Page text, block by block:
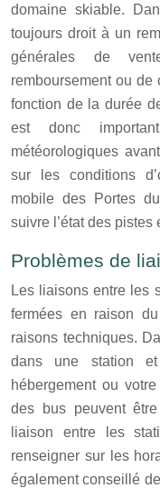
domaine skiable.
toujours droit à un
générales de
remboursement ou
fonction de la durée
est donc
météorologiques
sur les conditions
mobile des Portes
suivre l’état des pistes
Problèmes de
Les liaisons entre les
fermées en raison
raisons techniques.
dans une station
hébergement ou
des bus peuvent
liaison entre les
renseigner sur les
également conseillé